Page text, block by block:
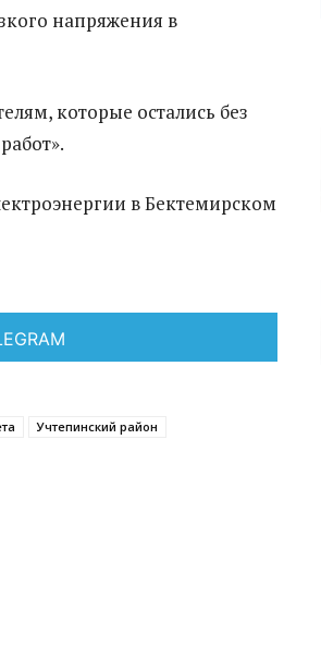
напряжения в
которые остались без
в Бектемирском
Учтепинский район